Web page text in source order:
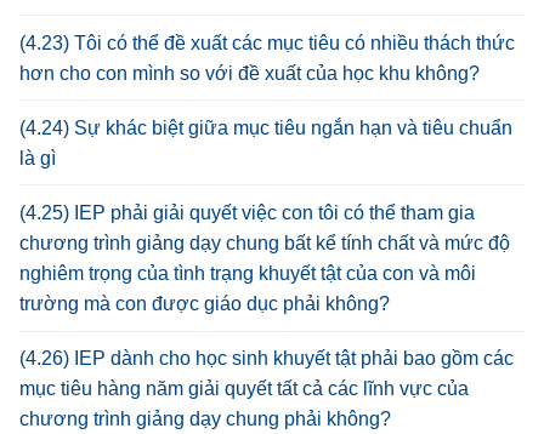
(4.23) Tôi có thể đề xuất các mục tiêu có nhiều thách thức
hơn cho con mình so với đề xuất của học khu không?
(4.24) Sự khác biệt giữa mục tiêu ngắn hạn và tiêu chuẩn
là gì
(4.25) IEP phải giải quyết việc con tôi có thể tham gia
chương trình giảng dạy chung bất kể tính chất và mức độ
nghiêm trọng của tình trạng khuyết tật của con và môi
trường mà con được giáo dục phải không?
(4.26) IEP dành cho học sinh khuyết tật phải bao gồm các
mục tiêu hàng năm giải quyết tất cả các lĩnh vực của
chương trình giảng dạy chung phải không?